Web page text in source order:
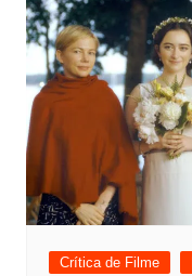
Crítica de Filme